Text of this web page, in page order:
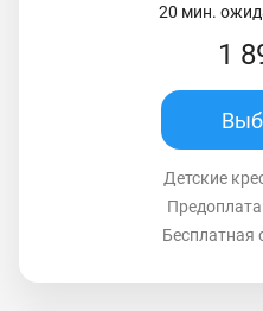
20 мин.
1
Детские
Предоплата
Бесплатная